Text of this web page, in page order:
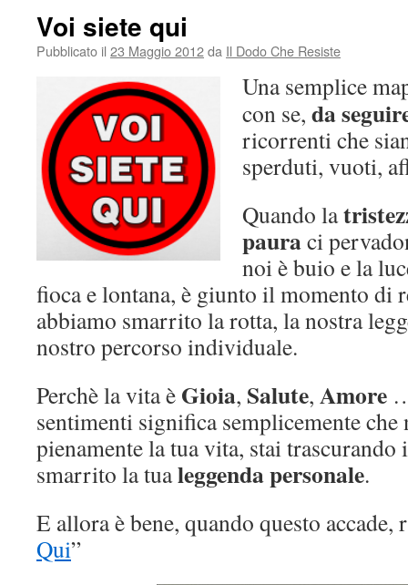
Voi siete qui
Pubblicato il 23 Maggio 2012da Il Dodo Che Resiste
Una semplice
con se, da
ricorrenti che
sperduti, vuoti,
Quando la
pauraci
noi è buio e la
fioca e lontana, è giunto il momento di
abbiamo smarrito la rotta, la nostra
nostro percorso individuale.
Perchè la vita è Gioia, Salute, Amore
sentimenti significa semplicemente
pienamente la tua vita, stai
smarrito la tualeggenda personale.
E allora è bene, quando questo accade,
Qui”